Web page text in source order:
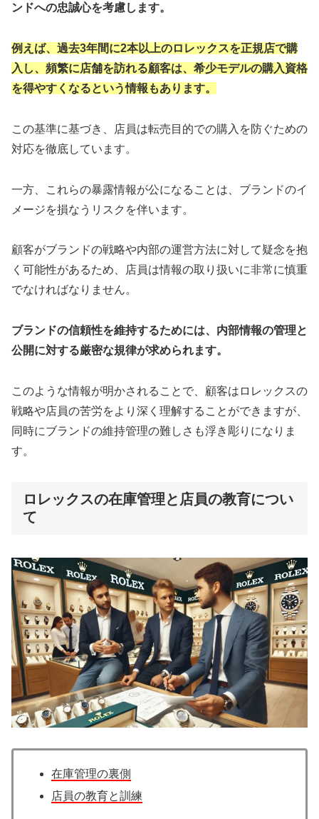
ンドへの忠誠心を考慮します。
例えば、過去3年間に2本以上のロレックスを正規店で購
入し、頻繁に店舗を訪れる顧客は、希少モデルの購入資格
を得やすくなるという情報もあります。
この基準に基づき、店員は転売目的での購入を防ぐための
対応を徹底しています。
一方、これらの暴露情報が公になることは、ブランドのイ
メージを損なうリスクを伴います。
顧客がブランドの戦略や内部の運営方法に対して疑念を抱
く可能性があるため、店員は情報の取り扱いに非常に慎重
でなければなりません。
ブランドの信頼性を維持するためには、内部情報の管理と
公開に対する厳密な規律が求められます。
このような情報が明かされることで、顧客はロレックスの
戦略や店員の苦労をより深く理解することができますが、
同時にブランドの維持管理の難しさも浮き彫りになりま
す。
ロレックスの在庫管理と店員の教育につい
て
在庫管理の裏側
店員の教育と訓練